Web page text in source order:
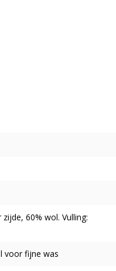
60% wol. Vulling:
voor fijne was